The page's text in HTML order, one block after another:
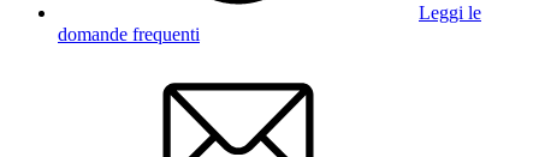
Leggi le
domande frequenti